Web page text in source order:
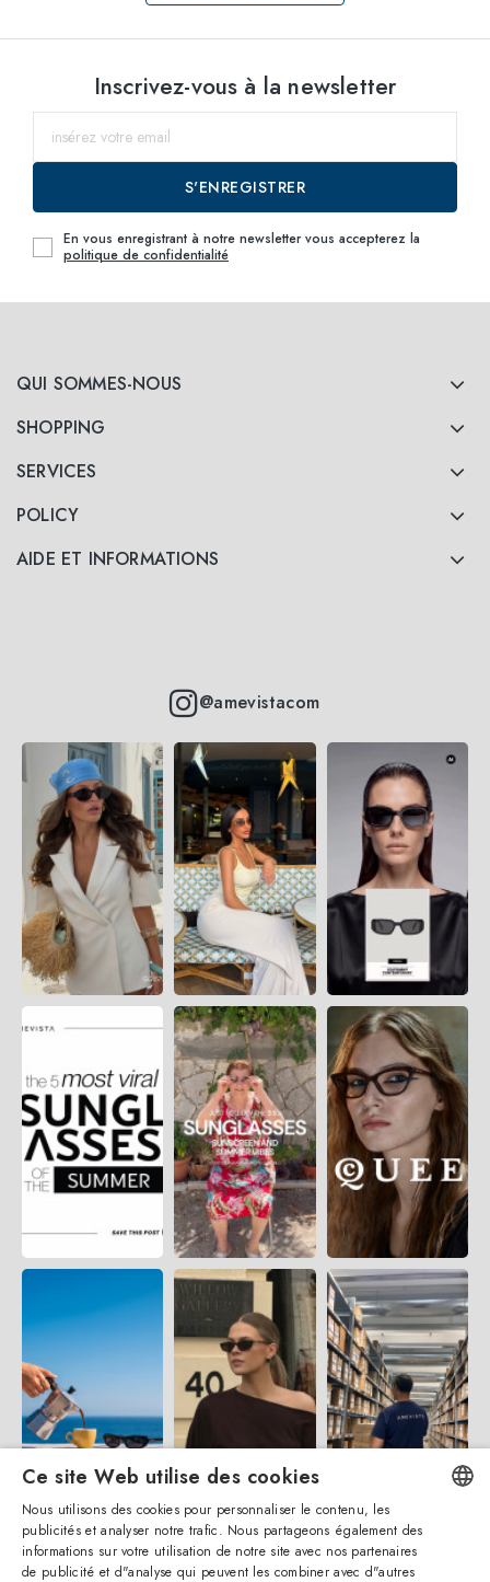
Sélectionnez les
jusqu'au
QUI SOMMES-NOUS
SHOPPING
SERVICES
POLICY
AIDE ET INFORMATIONS
@amevistacom
Inscrivez-vous à la newsletter
S'ENREGISTRER
En vous enregistrant à notre newsletter vous accepterez la
politique de confidentialité
ENGLISH
Ce site Web utilise des cookies
Nous utilisons des cookies pour personnaliser le contenu, les
publicités et analyser notre trafic. Nous partageons également des
informations sur votre utilisation de notre site avec nos partenaires
de publicité et d"analyse qui peuvent les combiner avec d"autres